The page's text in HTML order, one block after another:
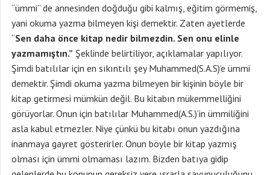
“ümmi” de annesinden doğduğu gibi kalmış, eğitim görmemiş,
yani okuma yazma bilmeyen kişi demektir. Zaten ayetlerde
“Sen daha önce kitap nedir bilmezdin. Sen onu elinle
yazmamıştın.” Şeklinde belirtiliyor, açıklamalar yapılıyor.
Şimdi batılılar için en sıkıntılı şey Muhammed(S.A.S)’e ümmi
demektir. Şimdi okuma yazma bilmeyen bir kişinin böyle bir
kitap getirmesi mümkün değil. Bu kitabın mükemmelliğini
görüyorlar. Onun için batılılar Muhammed(A.S.)’in ümmiliğini
asla kabul etmezler. Niye çünkü bu kitabı onun yazdığına
inanmaya gayret gösterirler. Onun böyle bir kitap yazmış
olması için ümmi olmaması lazım. Bizden batıya gidip